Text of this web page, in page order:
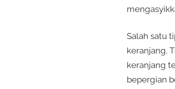
Salah satu
keranjang.
keranjang
bepergian